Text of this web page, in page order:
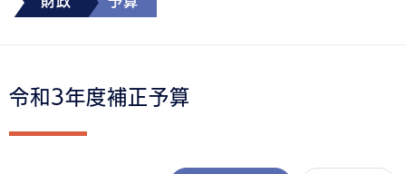
令和3年度補正予算